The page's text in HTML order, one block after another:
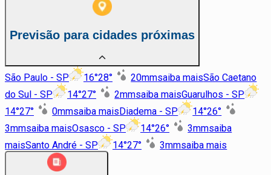
Previsão para cidades próximas
São Paulo - SP 16°28° 20mmsaiba maisSão Caetano
do Sul - SP
14°27° 2mmsaiba maisGuarulhos - SP
14°27° 0mmsaiba mais Diadema - SP 14°26°
3mmsaiba maisOsasco - SP 14°26° 3mmsaiba
maisSanto André - SP 14°27° 3mmsaiba mais